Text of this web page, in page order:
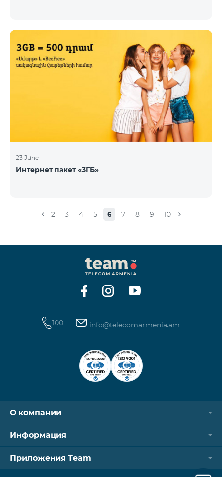
23 June
Интернет пакет «3ГБ»
2 3 4 5 6 7 8 9 10
100 info@telecomarmenia.am
О компании
Информация
Приложения Team